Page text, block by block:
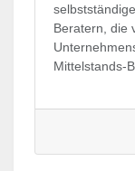
Beratern, die
Mittelstands-